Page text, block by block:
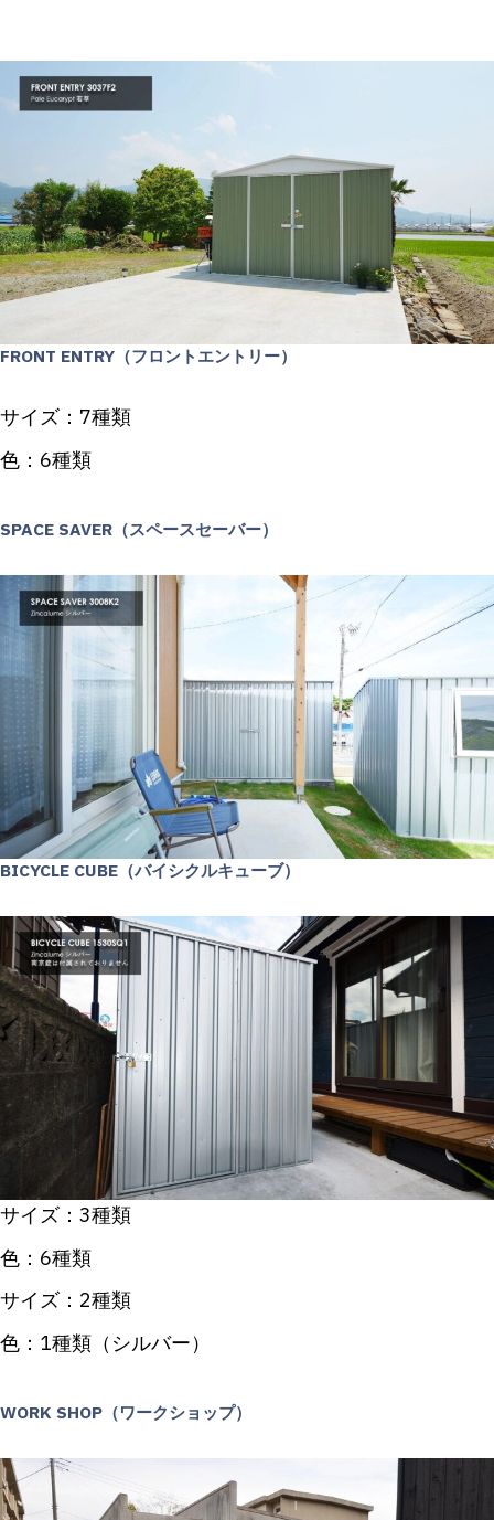
FRONT ENTRY（フロントエントリー）
サイズ：7種類
色：6種類
SPACE SAVER（スペースセーバー）
BICYCLE CUBE（バイシクルキューブ）
サイズ：3種類
色：6種類
サイズ：2種類
色：1種類（シルバー）
WORK SHOP（ワークショップ）